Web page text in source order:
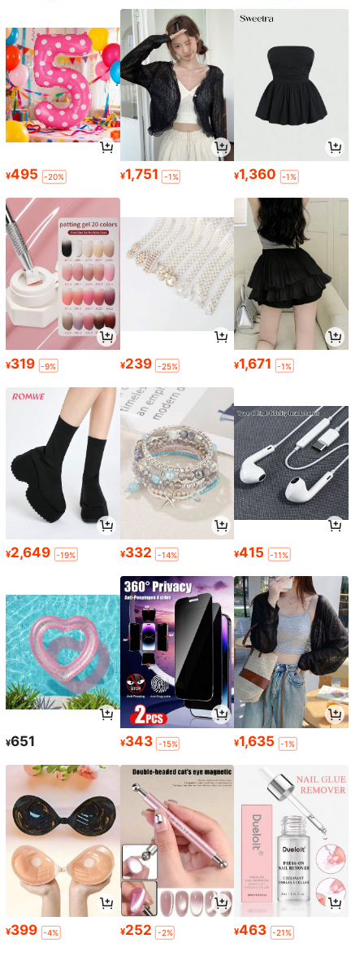
¥495 -20% ¥1,751 -1% ¥1,360 -1%
¥319 -9% ¥239 -25% ¥1,671 -1%
¥2,649 -19% ¥332 -14% ¥415 -11%
¥651 ¥343 -15% ¥1,635 -1%
¥399 -4% ¥252 -2% ¥463 -21%